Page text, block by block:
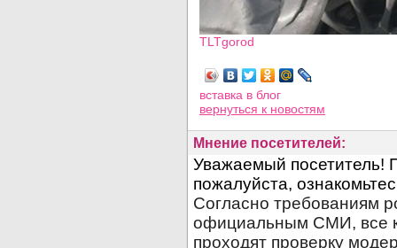
TLTgorod
вставка в блог
вернуться к новостям
Мнение посетителей: